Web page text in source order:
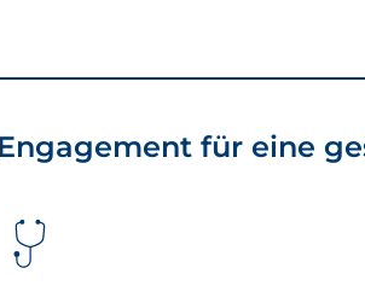
für eine